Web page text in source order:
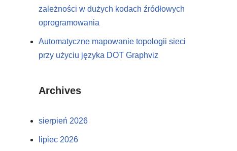
zależności w dużych kodach źródłowych
oprogramowania
Automatyczne mapowanie topologii sieci
przy użyciu języka DOT Graphviz
Archives
sierpień 2026
lipiec 2026